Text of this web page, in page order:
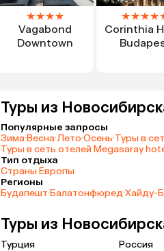
★★★★
Vagabond
Downtown
★★★★
Corinthia
Туры из
Популярные запросы
Зима·Весна·Лето·Осень·Туры в
Туры в сеть отелей Megasaray
Тип отдыха
Страны Европы
Регионы
Будапешт·Балатонфюред·Хайду-
Туры из
Турция Россия